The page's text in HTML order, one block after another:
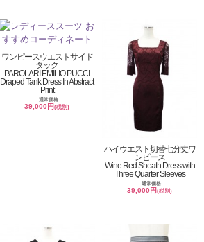
ワンピースウエストサイド
タック
PAROLARI EMILIO PUCCI
Draped Tank Dress In Abstract
Print
通常価格
39,000円(税別)
ハイウエスト切替七分丈ワ
ンピース
Wine Red Sheath Dress with
Three Quarter Sleeves
通常価格
39,000円(税別)